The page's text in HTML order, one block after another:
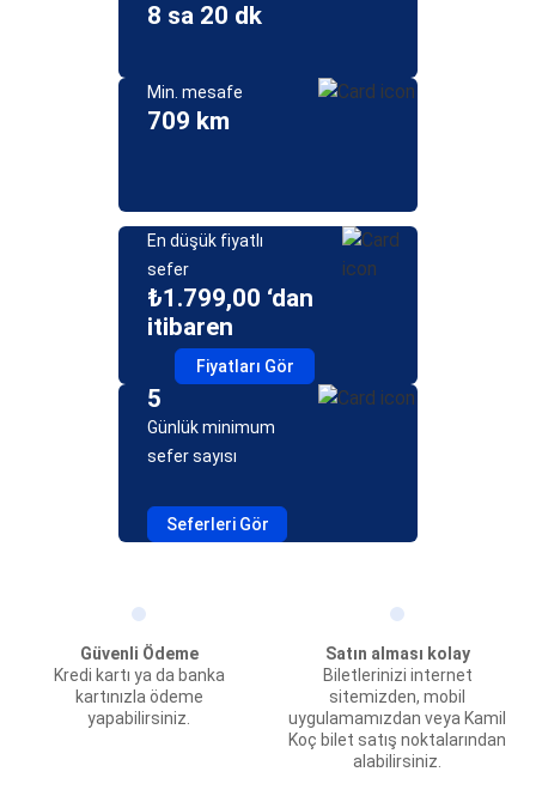
8 sa 20 dk
Min. mesafe
709 km
En düşük fiyatlı
sefer
₺1.799,00 ‘dan
itibaren
Fiyatları Gör
5
Günlük minimum
sefer sayısı
Seferleri Gör
Güvenli Ödeme
Kredi kartı ya da banka
kartınızla ödeme
yapabilirsiniz.
Satın alması kolay
Biletlerinizi internet
sitemizden, mobil
uygulamamızdan veya Kamil
Koç bilet satış noktalarından
alabilirsiniz.